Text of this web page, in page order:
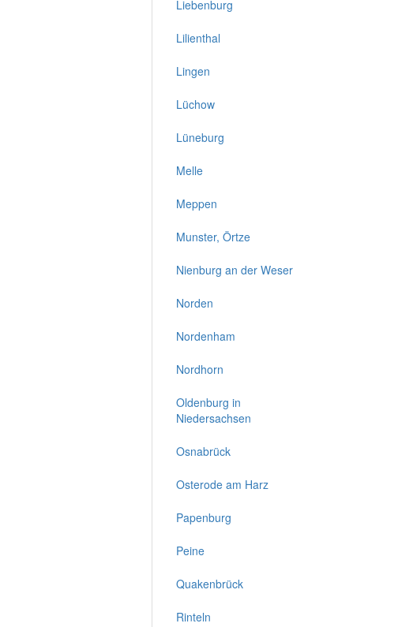
Liebenburg
Lilienthal
Lingen
Lüchow
Lüneburg
Melle
Meppen
Munster, Örtze
Nienburg an der Weser
Norden
Nordenham
Nordhorn
Oldenburg in
Niedersachsen
Osnabrück
Osterode am Harz
Papenburg
Peine
Quakenbrück
Rinteln